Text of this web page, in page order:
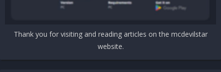
Thank you for visiting and reading articles on the mcdevilstar
website.